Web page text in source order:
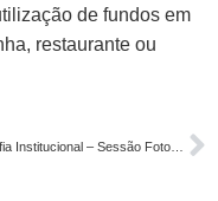
de fundos em
restaurante ou
Fotografia Institucional – Sessão Fotográfica Profissional / Executivo